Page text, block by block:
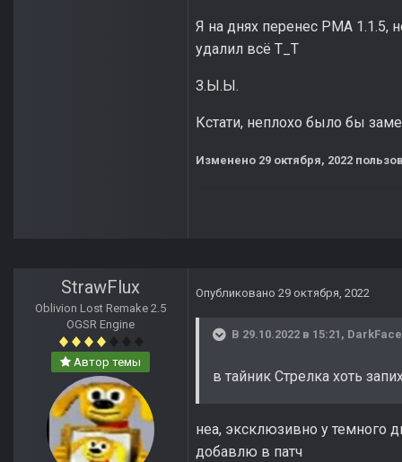
Я на днях перенес РМА 1.1.5,
удалил всё Т_Т
З.Ы.Ы.
Кстати, неплохо было бы
Изменено 29 октября, 2022
StrawFlux
Oblivion Lost Remake 2.5
OGSR Engine
Автор темы
Опубликовано 29 октября, 2022
В 29.10.2022 в 15:21, DarkFace
в тайник Стрелка хоть
неа, эксклюзивно у темного
добавлю в патч